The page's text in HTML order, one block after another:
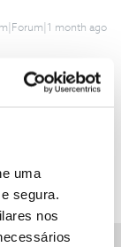
uma
segura.
nos
month ago